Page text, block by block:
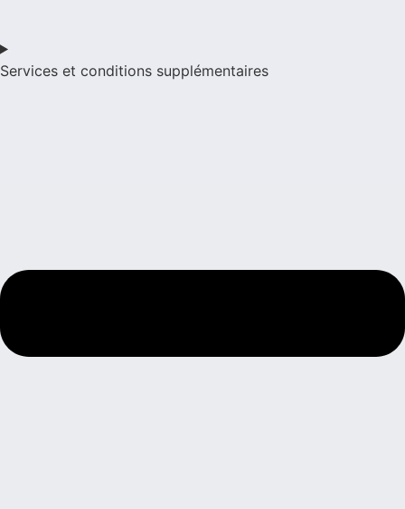
Services et conditions supplémentaires